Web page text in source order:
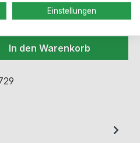
den
In den Warenkorb
Einstellungen